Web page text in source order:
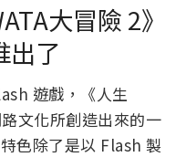
大冒險 2》
出了
遊戲，《人生
文化所創造出來的一
色除了是以 Flash 製